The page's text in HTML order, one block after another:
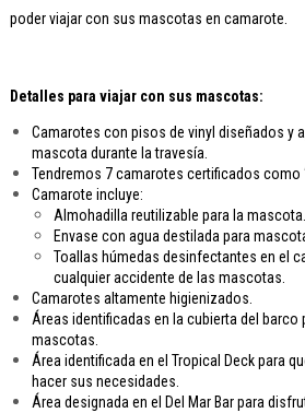
poder viajar con sus mascotas en camarote.
Detalles para viajar con sus mascotas:
Camarotes con pisos de vinyl diseñados y
mascota durante la travesía.
Tendremos 7 camarotes certificados como
Camarote incluye:
Almohadilla reutilizable para la mascota.
Envase con agua destilada para
Toallas húmedas desinfectantes en el
cualquier accidente de las mascotas.
Camarotes altamente higienizados.
Áreas identificadas en la cubierta del barco
mascotas.
Área identificada en el Tropical Deck para
hacer sus necesidades.
Área designada en el Del Mar Bar para